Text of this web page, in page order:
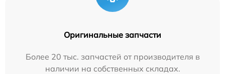
Оригинальные запчасти
Более 20 тыс. запчастей от производителя в
наличии на собственных складах.